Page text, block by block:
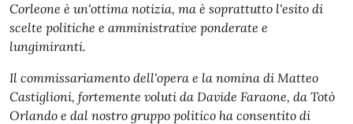
Corleone è un'ottima notizia, ma è soprattutto l'esito di
scelte politiche e amministrative ponderate e
lungimiranti.
Il commissariamento dell'opera e la nomina di Matteo
Castiglioni, fortemente voluti da Davide Faraone, da Totò
Orlando e dal nostro gruppo politico ha consentito di